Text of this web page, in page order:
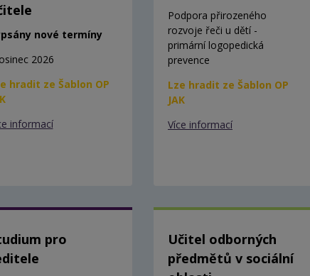
nové termíny
2026
hradit ze Šablon OP
informací
Podpora přirozeného
rozvoje řeči u dětí -
primární logopedická
prevence
Lze hradit ze Šablon OP
JAK
Více informací
pro
Učitel odborných
předmětů v sociální